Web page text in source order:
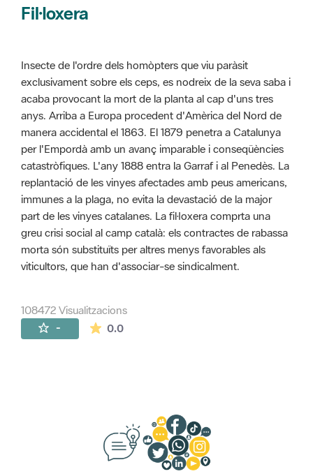
Fil·loxera
Insecte de l'ordre dels homòpters que viu paràsit
exclusivament sobre els ceps, es nodreix de la seva saba i
acaba provocant la mort de la planta al cap d'uns tres
anys. Arriba a Europa procedent d'Amèrica del Nord de
manera accidental el 1863. El 1879 penetra a Catalunya
per l'Empordà amb un avanç imparable i conseqüències
catastròfiques. L'any 1888 entra la Garraf i al Penedès. La
replantació de les vinyes afectades amb peus americans,
immunes a la plaga, no evita la devastació de la major
part de les vinyes catalanes. La fil·loxera comprta una
greu crisi social al camp català: els contractes de rabassa
morta són substituïts per altres menys favorables als
viticultors, que han d'associar-se sindicalment.
108472 Visualitzacions
- 0.0La mitjana de les valoracions és de 0